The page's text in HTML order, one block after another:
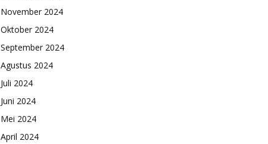
November 2024
Oktober 2024
September 2024
Agustus 2024
Juli 2024
Juni 2024
Mei 2024
April 2024